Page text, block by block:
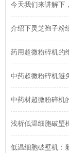
药用超微粉碎机的
中药超微粉碎机避
中药材超微粉碎机
浅析低温细胞破壁
低温细胞破壁机：